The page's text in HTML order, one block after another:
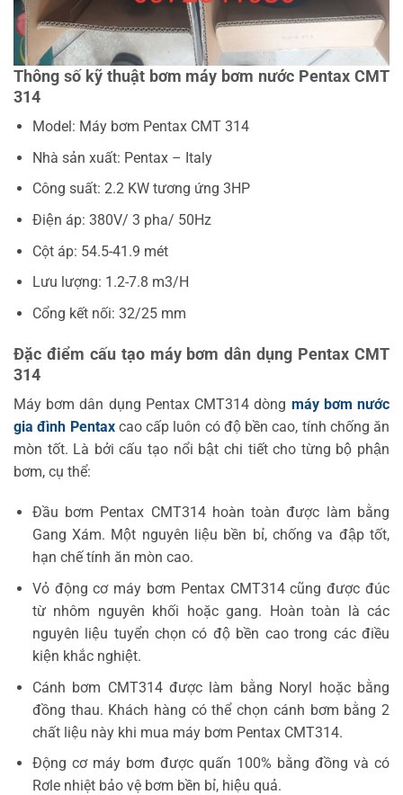
Thông số kỹ thuật bơm máy bơm nước Pentax CMT
314
Model: Máy bơm Pentax CMT 314
Nhà sản xuất: Pentax – Italy
Công suất: 2.2 KW tương ứng 3HP
Điện áp: 380V/ 3 pha/ 50Hz
Cột áp: 54.5-41.9 mét
Lưu lượng: 1.2-7.8 m3/H
Cổng kết nối: 32/25 mm
Đặc điểm cấu tạo máy bơm dân dụng Pentax CMT
314
Máy bơm dân dụng Pentax CMT314 dòng máy bơm nước
gia đình Pentaxcao cấp luôn có độ bền cao, tính chống ăn
mòn tốt. Là bởi cấu tạo nổi bật chi tiết cho từng bộ phận
bơm, cụ thể:
Đầu bơm Pentax CMT314 hoàn toàn được làm bằng
Gang Xám. Một nguyên liệu bền bỉ, chống va đập tốt,
hạn chế tính ăn mòn cao.
Vỏ động cơ máy bơm Pentax CMT314 cũng được đúc
từ nhôm nguyên khối hoặc gang. Hoàn toàn là các
nguyên liệu tuyển chọn có độ bền cao trong các điều
kiện khắc nghiệt.
Cánh bơm CMT314 được làm bằng Noryl hoặc bằng
đồng thau. Khách hàng có thể chọn cánh bơm bằng 2
chất liệu này khi mua máy bơm Pentax CMT314.
Động cơ máy bơm được quấn 100% bằng đồng và có
Rơle nhiệt bảo vệ bơm bền bỉ, hiệu quả.